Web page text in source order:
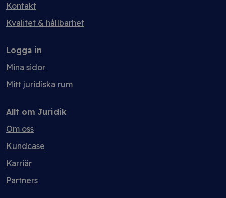
Kontakt
Kvalitet & hållbarhet
Logga in
Mina sidor
Mitt juridiska rum
Allt om Juridik
Om oss
Kundcase
Karriär
Partners